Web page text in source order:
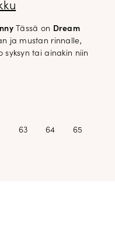
Tässä on Dream
ja mustan rinnalle,
syksyn tai ainakin niin
63 64
65